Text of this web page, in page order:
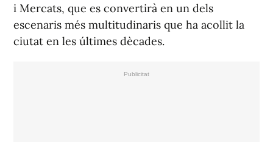
i Mercats, que es convertirà en un dels
escenaris més multitudinaris que ha acollit la
ciutat en les últimes dècades.